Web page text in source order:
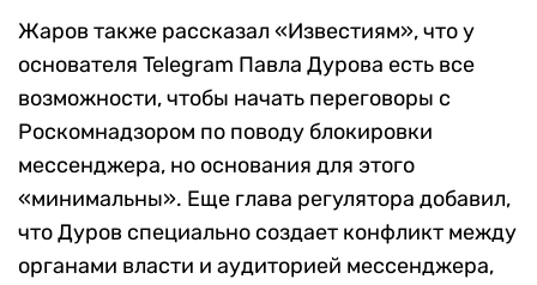
Жаров также рассказал «Известиям», что у
основателя Telegram Павла Дурова есть все
возможности, чтобы начать переговоры с
Роскомнадзором по поводу блокировки
мессенджера, но основания для этого
«минимальны». Еще глава регулятора добавил,
что Дуров специально создает конфликт между
органами власти и аудиторией мессенджера,